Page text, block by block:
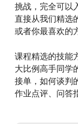
挑战，完全可以
直接从我们精选
或者你最喜欢的
课程精选的技能
大比例高手同学
接单，如何谈判
作业点评、问答